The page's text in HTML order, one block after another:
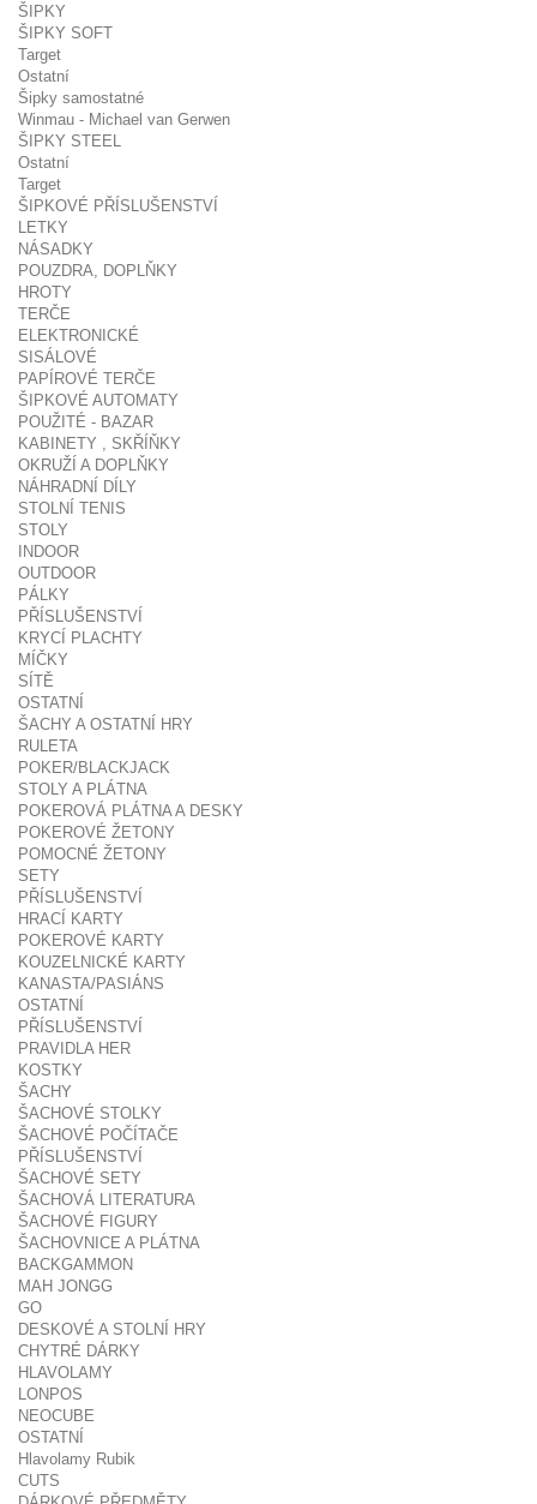
ŠIPKY
ŠIPKY SOFT
Target
Ostatní
Šipky samostatné
Winmau - Michael van Gerwen
ŠIPKY STEEL
Ostatní
Target
ŠIPKOVÉ PŘÍSLUŠENSTVÍ
LETKY
NÁSADKY
POUZDRA, DOPLŇKY
HROTY
TERČE
ELEKTRONICKÉ
SISÁLOVÉ
PAPÍROVÉ TERČE
ŠIPKOVÉ AUTOMATY
POUŽITÉ - BAZAR
KABINETY , SKŘÍŇKY
OKRUŽÍ A DOPLŇKY
NÁHRADNÍ DÍLY
STOLNÍ TENIS
STOLY
INDOOR
OUTDOOR
PÁLKY
PŘÍSLUŠENSTVÍ
KRYCÍ PLACHTY
MÍČKY
SÍTĚ
OSTATNÍ
ŠACHY A OSTATNÍ HRY
RULETA
POKER/BLACKJACK
STOLY A PLÁTNA
POKEROVÁ PLÁTNA A DESKY
POKEROVÉ ŽETONY
POMOCNÉ ŽETONY
SETY
PŘÍSLUŠENSTVÍ
HRACÍ KARTY
POKEROVÉ KARTY
KOUZELNICKÉ KARTY
KANASTA/PASIÁNS
OSTATNÍ
PŘÍSLUŠENSTVÍ
PRAVIDLA HER
KOSTKY
ŠACHY
ŠACHOVÉ STOLKY
ŠACHOVÉ POČÍTAČE
PŘÍSLUŠENSTVÍ
ŠACHOVÉ SETY
ŠACHOVÁ LITERATURA
ŠACHOVÉ FIGURY
ŠACHOVNICE A PLÁTNA
BACKGAMMON
MAH JONGG
GO
DESKOVÉ A STOLNÍ HRY
CHYTRÉ DÁRKY
HLAVOLAMY
LONPOS
NEOCUBE
OSTATNÍ
Hlavolamy Rubik
CUTS